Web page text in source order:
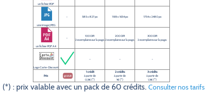
un fichier PDF
une image JPEG
- 585 x 827 px 1169 x 1654 px 1754 x 2480 px
un fichier PDF A4
-
100 DPI
2 exemplaires sur la page.
200 DPI
2 exemplaires sur la page.
300 DPI
2 exemplaires sur la page.
Logo Carte-Discount
- - -
Prix gratuit
1 crédit
à partir de
0,5€ (*)
2 crédits
à partir de
1€ (*)
3 crédits
à partir de
1,5€ (*)
(*) : prix valable avec un pack de 60 crédits. Consulter nos tarifs